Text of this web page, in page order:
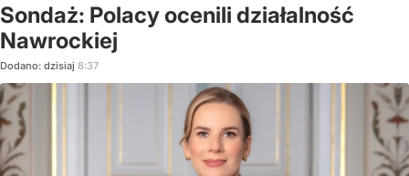
Sondaż: Polacy ocenili działalność
Nawrockiej
Dodano: dzisiaj 8:37